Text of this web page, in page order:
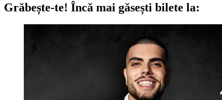
Grăbește-te! Încă mai găsești bilete la: